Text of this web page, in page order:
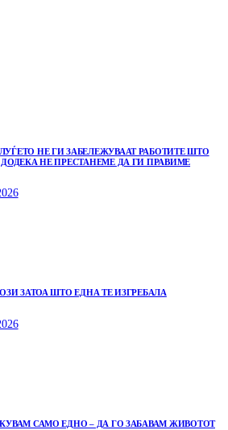
НЕ ГИ ЗАБЕЛЕЖУВААТ РАБОТИТЕ ШТО
НЕ ПРЕСТАНЕМЕ ДА ГИ ПРАВИМЕ
ЗАТОА ШТО ЕДНА ТЕ ИЗГРЕБАЛА
САМО ЕДНО – ДА ГО ЗАБАВАМ ЖИВОТОТ